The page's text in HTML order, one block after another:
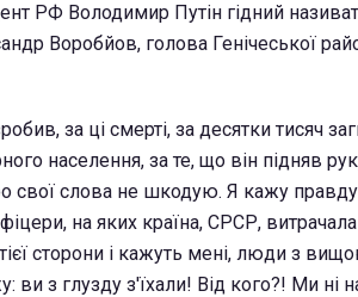
РФ Володимир Путін гідний
Воробйов, голова Генічеської
за ці смерті, за десятки тисяч
населення, за те, що він підняв
свої слова не шкодую. Я кажу
на яких країна, СРСР,
сторони і кажуть мені, люди з
з глузду з'їхали! Від кого?! Ми ні